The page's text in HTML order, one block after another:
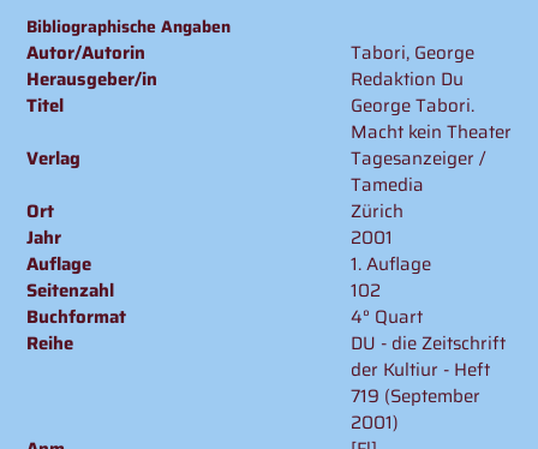
wird
zum
Warenkorb
hinzugefügt
Bibliographische Angaben
Autor/Autorin
Tabori, George
Herausgeber/in
Redaktion Du
Titel
George Tabori.
Macht kein Theater
Verlag
Tagesanzeiger /
Tamedia
Ort
Zürich
Jahr
2001
Auflage
1. Auflage
Seitenzahl
102
Buchformat
4° Quart
Reihe
DU - die Zeitschrift
der Kultiur - Heft
719 (September
2001)